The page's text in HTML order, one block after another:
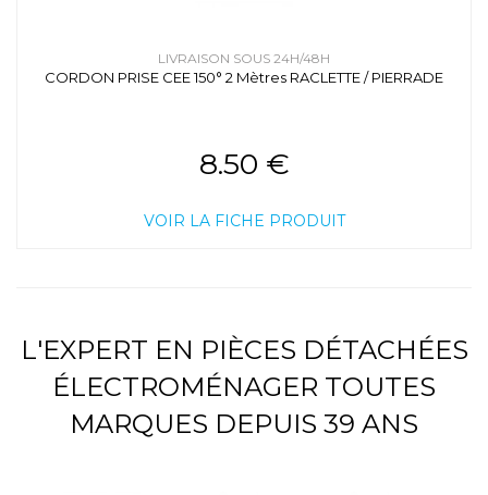
LIVRAISON SOUS 24H/48H
CORDON PRISE CEE 150° 2 Mètres RACLETTE / PIERRADE
8.50 €
VOIR LA FICHE PRODUIT
L'EXPERT EN PIÈCES DÉTACHÉES
ÉLECTROMÉNAGER TOUTES
MARQUES DEPUIS 39 ANS